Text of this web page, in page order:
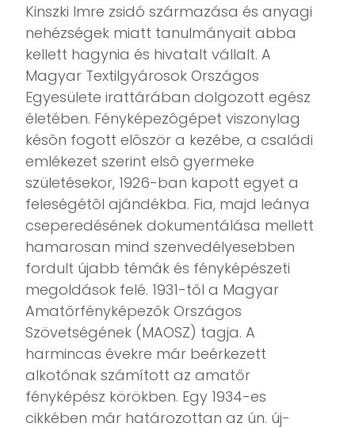
Kinszki Imre zsidó származása és anyagi
nehézségek miatt tanulmányait abba
kellett hagynia és hivatalt vállalt. A
Magyar Textilgyárosok Országos
Egyesülete irattárában dolgozott egész
életében. Fényképezôgépet viszonylag
késôn fogott elôször a kezébe, a családi
emlékezet szerint elsô gyermeke
születésekor, 1926-ban kapott egyet a
feleségétôl ajándékba. Fia, majd leánya
cseperedésének dokumentálása mellett
hamarosan mind szenvedélyesebben
fordult újabb témák és fényképészeti
megoldások felé. 1931-től a Magyar
Amatőrfényképezők Országos
Szövetségének (MAOSZ) tagja. A
harmincas évekre már beérkezett
alkotónak számított az amatőr
fényképész körökben. Egy 1934-es
cikkében már határozottan az ún. új-